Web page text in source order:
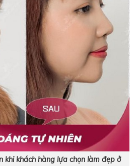
khi khách hàng lựa chọn làm đẹp ở